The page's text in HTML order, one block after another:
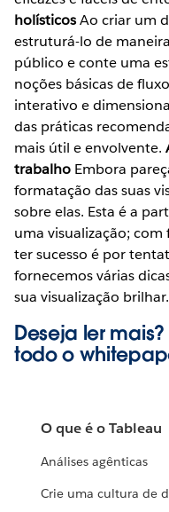
holísticosAo criar um
estruturá-lo de
público e conte uma
noções básicas de
interativo e
das práticas
mais útil e envolvente.
trabalho Embora
formatação das suas
sobre elas. Esta é a
uma visualização;
ter sucesso é por
fornecemos várias
sua visualização brilhar.
Deseja ler
todo o
O que é o Tableau
Análises agênticas
Crie uma cultura de